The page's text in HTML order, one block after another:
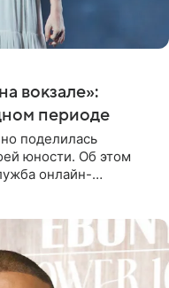
вокзале»:
периоде
поделилась
юности. Об этом
онлайн-